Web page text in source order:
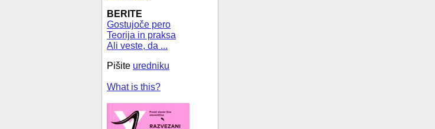
BERITE
Gostujoče pero
Teorija in praksa
Ali veste, da ...
Pišite uredniku
What is this?